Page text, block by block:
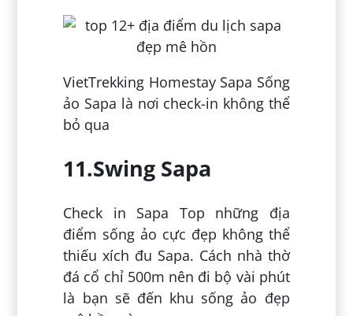
VietTrekking Homestay Sapa Sống
ảo Sapa là nơi check-in không thể
bỏ qua
11.Swing Sapa
Check in Sapa Top những địa
điểm sống ảo cực đẹp không thể
thiếu xích đu Sapa. Cách nhà thờ
đá cổ chỉ 500m nên đi bộ vài phút
là bạn sẽ đến khu sống ảo đẹp